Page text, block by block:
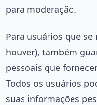
para moderação.
Para usuários que
houver), também
pessoais que
Todos os usuários
suas informações